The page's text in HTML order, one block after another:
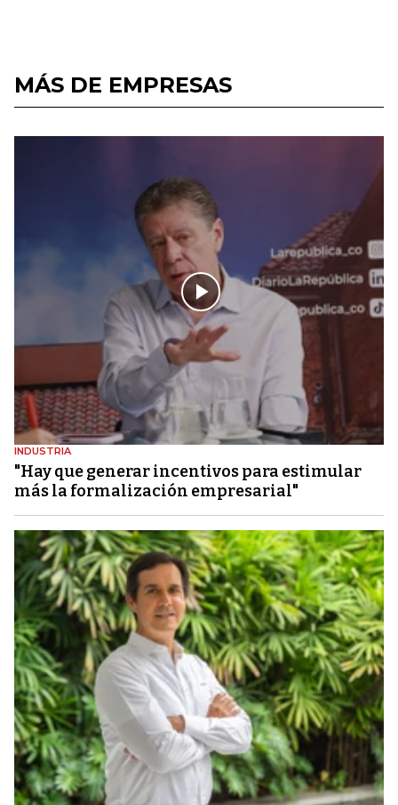
MÁS DE EMPRESAS
INDUSTRIA
"Hay que generar incentivos para estimular
más la formalización empresarial"